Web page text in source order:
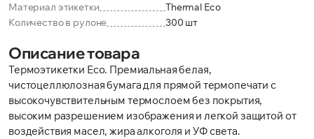
Материал этикетки
Thermal Eco
Количество в рулоне
300 шт
Описание товара
Термоэтикетки Eco. Премиальная белая,
чистоцеллюлозная бумага для прямой термопечати с
высокочувствительным термослоем без покрытия,
высоким разрешением изображения и легкой защитой от
воздействия масел, жира алкоголя и УФ света.